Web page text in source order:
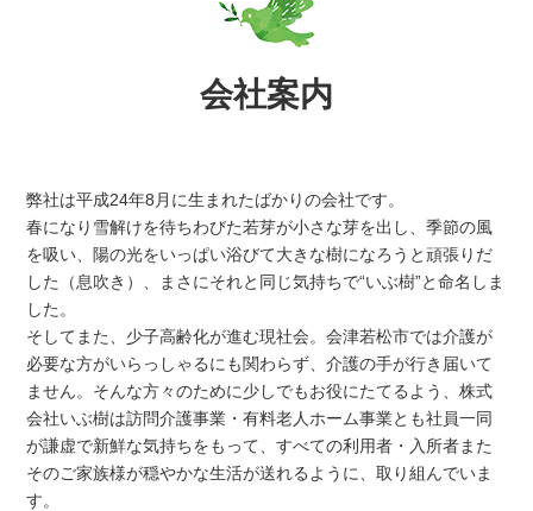
会社案内
弊社は平成24年8月に生まれたばかりの会社です。
春になり雪解けを待ちわびた若芽が小さな芽を出し、季節の風
を吸い、陽の光をいっぱい浴びて大きな樹になろうと頑張りだ
した（息吹き）、まさにそれと同じ気持ちで“いぶ樹”と命名しま
した。
そしてまた、少子高齢化が進む現社会。会津若松市では介護が
必要な方がいらっしゃるにも関わらず、介護の手が行き届いて
ません。そんな方々のために少しでもお役にたてるよう、株式
会社いぶ樹は訪問介護事業・有料老人ホーム事業とも社員一同
が謙虚で新鮮な気持ちをもって、すべての利用者・入所者また
そのご家族様が穏やかな生活が送れるように、取り組んでいま
す。